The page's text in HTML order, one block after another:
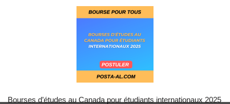
Bourses d’études au Canada pour étudiants internationaux 2025